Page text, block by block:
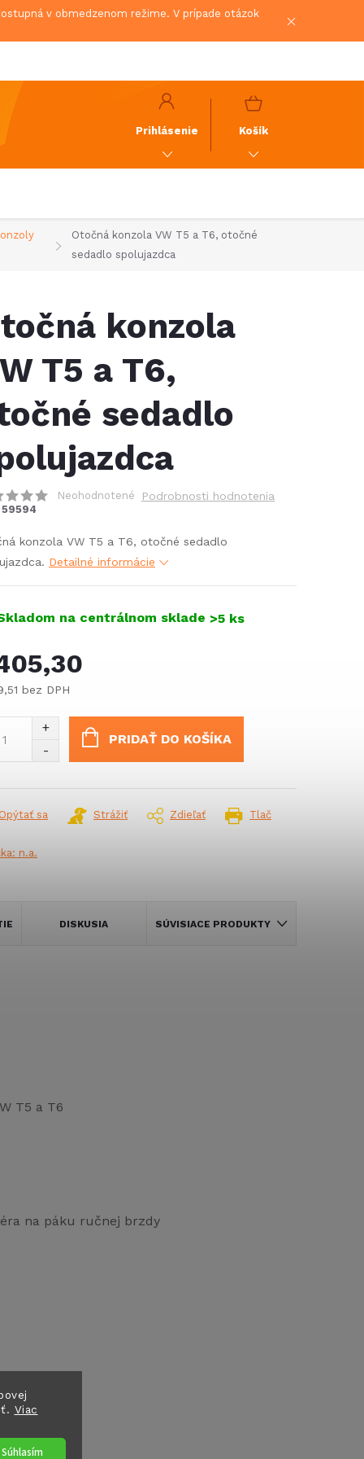
Viac
Súhlasím
v obmedzenom režime. V prípade otázok
Prihlásenie
NÁKUPNÝ
Košík
Otočná konzola VW T5 a T6, otočné
sedadlo spolujazdca
konzola
T5 a T6,
sedadlo
Neohodnotené Podrobnosti hodnotenia
59594
konzola VW T5 a T6, otočné sedadlo
Detailné informácie
na centrálnom sklade >5 ks
bez DPH
PRIDAŤ DO KOŠÍKA
Tlač
Opýtať sa Strážiť Zdieľať
n.a.
DISKUSIA SÚVISIACE PRODUKTY
T5 a T6
na páku ručnej brzdy